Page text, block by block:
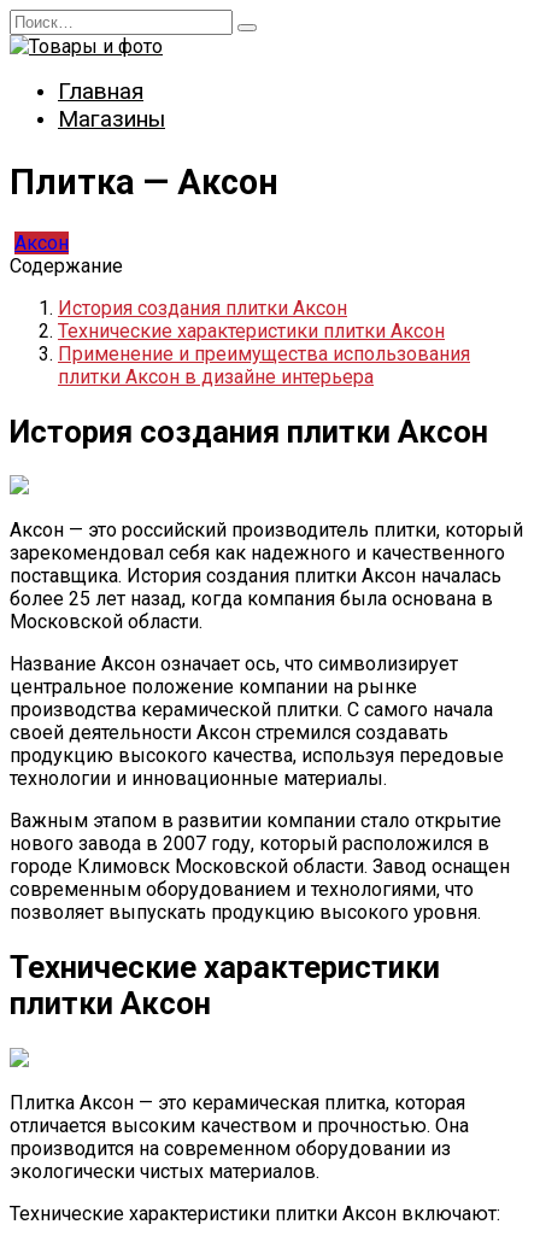
Перейти
к
Search
for:
Главная
Магазины
Плитка — Аксон
Аксон
Содержание
История создания плитки Аксон
Технические характеристики плитки Аксон
Применение и преимущества использования
плитки Аксон в дизайне интерьера
История создания плитки Аксон
Аксон — это российский производитель плитки, который
зарекомендовал себя как надежного и качественного
поставщика. История создания плитки Аксон началась
более 25 лет назад, когда компания была основана в
Московской области.
Название Аксон означает ось, что символизирует
центральное положение компании на рынке
производства керамической плитки. С самого начала
своей деятельности Аксон стремился создавать
продукцию высокого качества, используя передовые
технологии и инновационные материалы.
Важным этапом в развитии компании стало открытие
нового завода в 2007 году, который расположился в
городе Климовск Московской области. Завод оснащен
современным оборудованием и технологиями, что
позволяет выпускать продукцию высокого уровня.
Технические характеристики
плитки Аксон
Плитка Аксон — это керамическая плитка, которая
отличается высоким качеством и прочностью. Она
производится на современном оборудовании из
экологически чистых материалов.
Технические характеристики плитки Аксон включают: